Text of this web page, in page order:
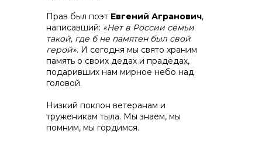
+7 (423) 234 50 50
info@vostokcement.ru
Прав был поэт Евгений Агранович,
написавший: «Нет в России семьи
такой, где б не памятен был свой
герой». И сегодня мы свято храним
память о своих дедах и прадедах,
подаривших нам мирное небо над
головой.
Низкий поклон ветеранам и
труженикам тыла. Мы знаем, мы
помним, мы гордимся.